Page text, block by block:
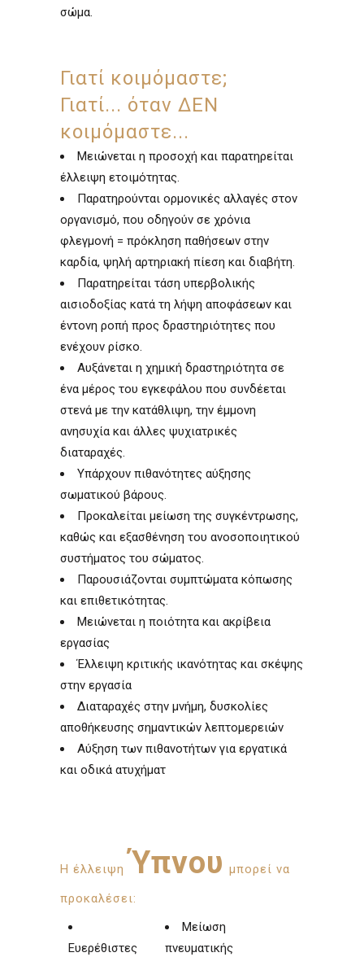
σώμα.
Γιατί κοιμόμαστε;
Γιατί... όταν ΔΕΝ
κοιμόμαστε...
Μειώνεται η προσοχή και παρατηρείται
έλλειψη ετοιμότητας.
Παρατηρούνται ορμονικές αλλαγές στον
οργανισμό, που οδηγούν σε χρόνια
φλεγμονή = πρόκληση παθήσεων στην
καρδία, ψηλή αρτηριακή πίεση και διαβήτη.
Παρατηρείται τάση υπερβολικής
αισιοδοξίας κατά τη λήψη αποφάσεων και
έντονη ροπή προς δραστηριότητες που
ενέχουν ρίσκο.
Αυξάνεται η χημική δραστηριότητα σε
ένα μέρος του εγκεφάλου που συνδέεται
στενά με την κατάθλιψη, την έμμονη
ανησυχία και άλλες ψυχιατρικές
διαταραχές.
Υπάρχουν πιθανότητες αύξησης
σωματικού βάρους.
Προκαλείται μείωση της συγκέντρωσης,
καθώς και εξασθένηση του ανοσοποιητικού
συστήματος του σώματος.
Παρουσιάζονται συμπτώματα κόπωσης
και επιθετικότητας.
Μειώνεται η ποιότητα και ακρίβεια
εργασίας
Έλλειψη κριτικής ικανότητας και σκέψης
στην εργασία
Διαταραχές στην μνήμη, δυσκολίες
αποθήκευσης σημαντικών λεπτομερειών
Αύξηση των πιθανοτήτων για εργατικά
και οδικά ατυχήματ
Η έλλειψη Ύπνου μπορεί να
προκαλέσει:
Ευερέθιστες
Μείωση
πνευματικής